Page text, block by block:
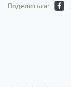
Поделиться: